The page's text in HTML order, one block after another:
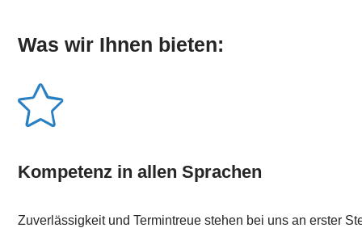
Was wir Ihnen bieten:
Kompetenz in allen Sprachen
Zuverlässigkeit und Termintreue stehen bei uns an erster